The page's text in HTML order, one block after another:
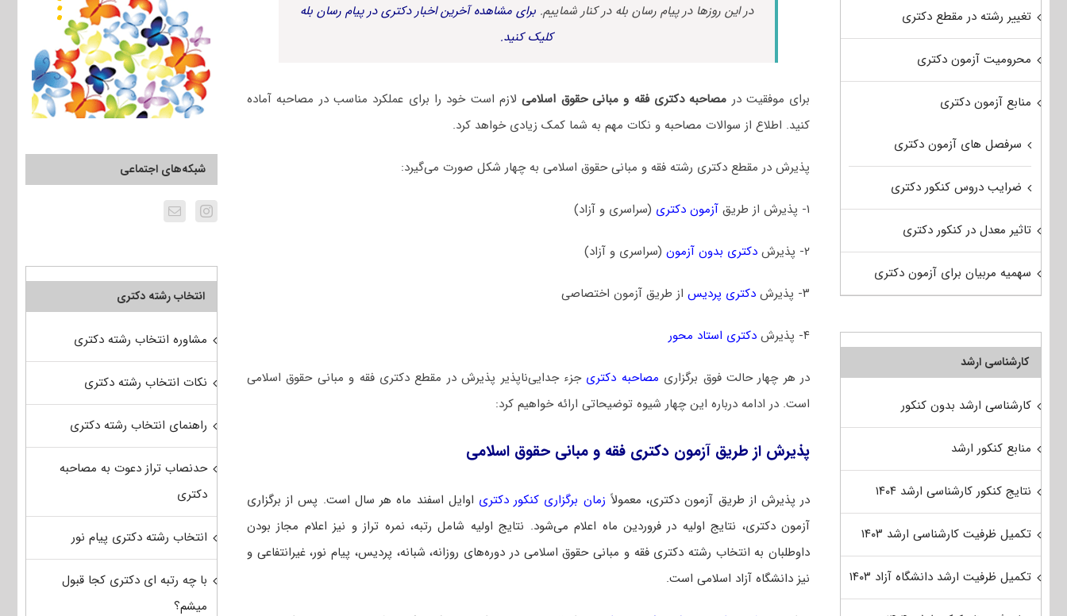
در این روزها در پیام رسان بله در کنار شماییم. برای مشاهده آخرین اخبار دکتری در پیام رسان بله
کلیک کنید.
برای موفقیت در مصاحبه دکتری فقه و مبانی حقوق اسلامیلازم است خود را برای عملکرد مناسب در مصاحبه آماده
کنید. اطلاع از سوالات مصاحبه و نکات مهم به شما کمک زیادی خواهد کرد.
پذیرش در مقطع دکتری رشته فقه و مبانی حقوق اسلامی به چهار شکل صورت می‌گیرد:
۱- پذیرش از طریق آزمون دکتری (سراسری و آزاد)
۲- پذیرش دکتری بدون آزمون(سراسری و آزاد)
۳- پذیرش دکتری پردیساز طریق آزمون اختصاصی
۴- پذیرش دکتری استاد محور
در هر چهار حالت فوق برگزاری مصاحبه دکتری جزء جدایی‌ناپذیر پذیرش در مقطع دکتری فقه و مبانی حقوق اسلامی
است. در ادامه درباره این چهار شیوه توضیحاتی ارائه خواهیم کرد:
پذیرش از طریق آزمون دکتری فقه و مبانی حقوق اسلامی
در پذیرش از طریق آزمون دکتری، معمولاً زمان برگزاری کنکور دکتری اوایل اسفند ماه هر سال است. پس از برگزاری
آزمون دکتری، نتایج اولیه در فروردین ماه اعلام می‌شود. نتایج اولیه شامل رتبه، نمره‌ تراز و نیز اعلام مجاز بودن
داوطلبان به انتخاب رشته دکتری فقه و مبانی حقوق اسلامی در دوره‌های روزانه، شبانه، پردیس، پیام نور، غیرانتفاعی و
نیز دانشگاه آزاد اسلامی است.
شبکه‌های اجتماعی
انتخاب رشته دکتری
مشاوره انتخاب رشته دکتری
نکات انتخاب رشته دکتری
راهنمای انتخاب رشته دکتری
حدنصاب تراز دعوت به مصاحبه
دکتری
انتخاب رشته دکتری پیام نور
با چه رتبه ای دکتری کجا قبول
میشم؟
تغییر رشته در مقطع دکتری
محرومیت آزمون دکتری
منابع آزمون دکتری
سرفصل های آزمون دکتری
ضرایب دروس کنکور دکتری
تاثیر معدل در کنکور دکتری
سهمیه مربیان برای آزمون دکتری
کارشناسی ارشد
کارشناسی ارشد بدون کنکور
منابع کنکور ارشد
نتایج کنکور کارشناسی ارشد ۱۴۰۴
تکمیل ظرفیت کارشناسی ارشد ۱۴۰۳
تکمیل ظرفیت ارشد دانشگاه آزاد ۱۴۰۳